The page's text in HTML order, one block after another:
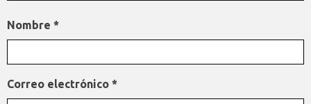
Nombre *
Correo electrónico *